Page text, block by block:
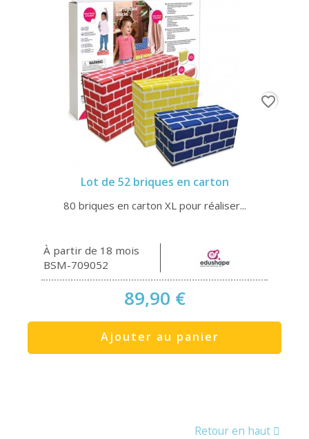
Lot de 52 briques en carton
80 briques en carton XL pour réaliser...
À partir de 18 mois
BSM-709052
89,90 €
Ajouter au panier
favorite_border
Retour en haut